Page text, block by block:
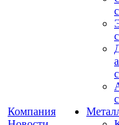
Компания